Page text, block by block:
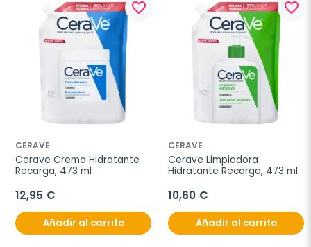
favorite_border
CERAVE
Cerave Crema Hidratante
Recarga, 473 ml
12,95 €
Añadir al carrito
favorite_border
CERAVE
Cerave Limpiadora
Hidratante Recarga, 473 ml
10,60 €
Añadir al carrito